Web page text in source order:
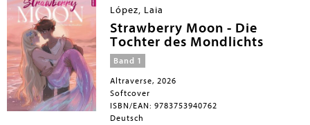
López, Laia
Strawberry Moon - Die
Tochter des Mondlichts
Band 1
Altraverse, 2026
Softcover
ISBN/EAN: 9783753940762
Deutsch